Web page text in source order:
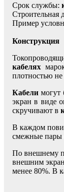
Срок службы:
Строительная
Пример
Конструкция
кабелях
плотностью
Кабели могут
экран в виде
скручивают в
В каждом
смежные пары
По внешнему
внешним
менее 80%. В